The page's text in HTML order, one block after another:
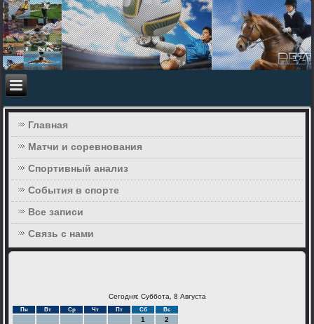
Главная
Матчи и соревнования
Спортивный анализ
События в спорте
Все записи
Связь с нами
Сегодня: Суббота, 8 Августа
Пн Вт Ср Чт Пт Сб Вс
1
2